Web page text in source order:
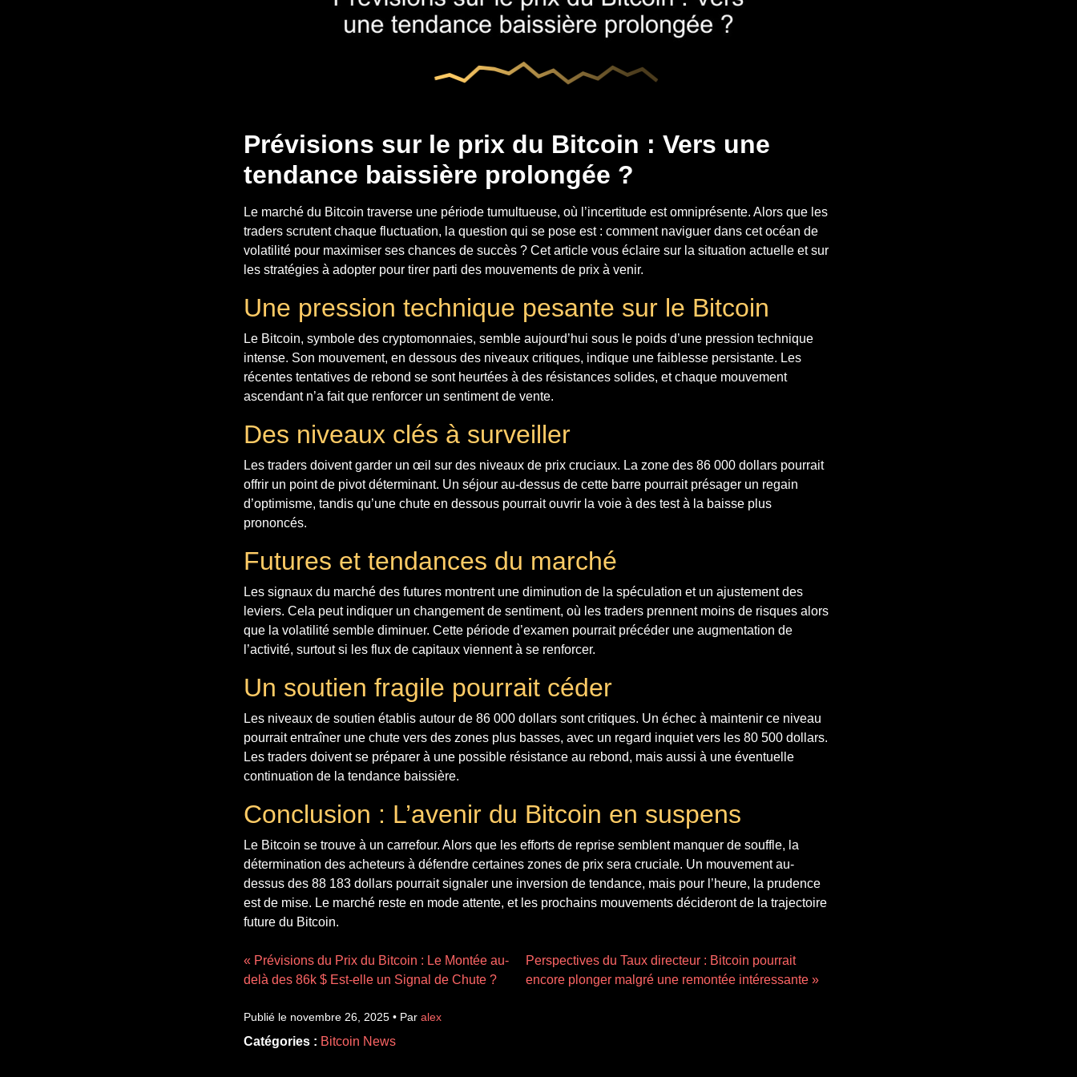
Prévisions sur le prix du Bitcoin : Vers une
tendance baissière prolongée ?
Le marché du Bitcoin traverse une période tumultueuse, où l’incertitude est omniprésente. Alors que les
traders scrutent chaque fluctuation, la question qui se pose est : comment naviguer dans cet océan de
volatilité pour maximiser ses chances de succès ? Cet article vous éclaire sur la situation actuelle et sur
les stratégies à adopter pour tirer parti des mouvements de prix à venir.
Une pression technique pesante sur le Bitcoin
Le Bitcoin, symbole des cryptomonnaies, semble aujourd’hui sous le poids d’une pression technique
intense. Son mouvement, en dessous des niveaux critiques, indique une faiblesse persistante. Les
récentes tentatives de rebond se sont heurtées à des résistances solides, et chaque mouvement
ascendant n’a fait que renforcer un sentiment de vente.
Des niveaux clés à surveiller
Les traders doivent garder un œil sur des niveaux de prix cruciaux. La zone des 86 000 dollars pourrait
offrir un point de pivot déterminant. Un séjour au-dessus de cette barre pourrait présager un regain
d’optimisme, tandis qu’une chute en dessous pourrait ouvrir la voie à des test à la baisse plus
prononcés.
Futures et tendances du marché
Les signaux du marché des futures montrent une diminution de la spéculation et un ajustement des
leviers. Cela peut indiquer un changement de sentiment, où les traders prennent moins de risques alors
que la volatilité semble diminuer. Cette période d’examen pourrait précéder une augmentation de
l’activité, surtout si les flux de capitaux viennent à se renforcer.
Un soutien fragile pourrait céder
Les niveaux de soutien établis autour de 86 000 dollars sont critiques. Un échec à maintenir ce niveau
pourrait entraîner une chute vers des zones plus basses, avec un regard inquiet vers les 80 500 dollars.
Les traders doivent se préparer à une possible résistance au rebond, mais aussi à une éventuelle
continuation de la tendance baissière.
Conclusion : L’avenir du Bitcoin en suspens
Le Bitcoin se trouve à un carrefour. Alors que les efforts de reprise semblent manquer de souffle, la
détermination des acheteurs à défendre certaines zones de prix sera cruciale. Un mouvement au-
dessus des 88 183 dollars pourrait signaler une inversion de tendance, mais pour l’heure, la prudence
est de mise. Le marché reste en mode attente, et les prochains mouvements décideront de la trajectoire
future du Bitcoin.
« Prévisions du Prix du Bitcoin : Le Montée au-
delà des 86k $ Est-elle un Signal de Chute ?
Perspectives du Taux directeur : Bitcoin pourrait
encore plonger malgré une remontée intéressante »
Publié le novembre 26, 2025 • Par alex
Catégories : Bitcoin News